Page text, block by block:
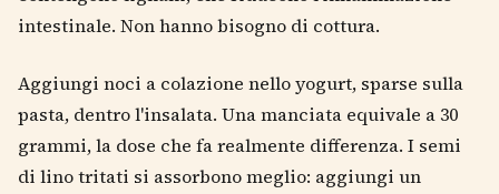
intestinale. Non hanno bisogno di cottura.
Aggiungi noci a colazione nello yogurt, sparse sulla
pasta, dentro l'insalata. Una manciata equivale a 30
grammi, la dose che fa realmente differenza. I semi
di lino tritati si assorbono meglio: aggiungi un